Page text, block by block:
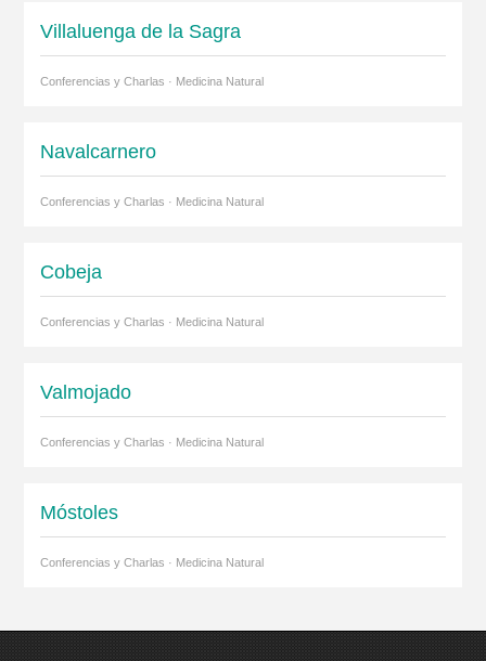
Villaluenga de la Sagra
Conferencias y Charlas · Medicina Natural
Navalcarnero
Conferencias y Charlas · Medicina Natural
Cobeja
Conferencias y Charlas · Medicina Natural
Valmojado
Conferencias y Charlas · Medicina Natural
Móstoles
Conferencias y Charlas · Medicina Natural